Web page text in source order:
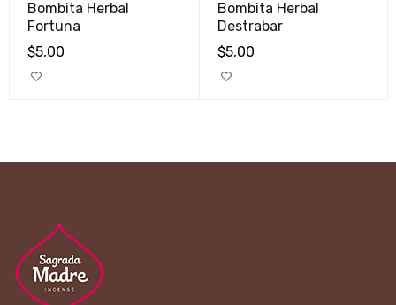
Bombita Herbal
Fortuna
$5,00
Bombita Herbal
Destrabar
$5,00